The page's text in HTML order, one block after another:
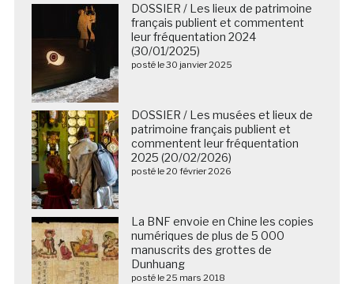
DOSSIER / Les lieux de patrimoine
français publient et commentent
leur fréquentation 2024
(30/01/2025)
posté le 30 janvier 2025
DOSSIER / Les musées et lieux de
patrimoine français publient et
commentent leur fréquentation
2025 (20/02/2026)
posté le 20 février 2026
La BNF envoie en Chine les copies
numériques de plus de 5 000
manuscrits des grottes de
Dunhuang
posté le 25 mars 2018